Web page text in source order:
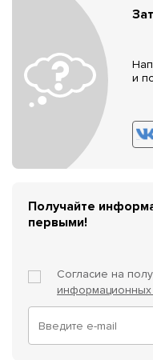
и
Получайте
первыми!
Согласие на